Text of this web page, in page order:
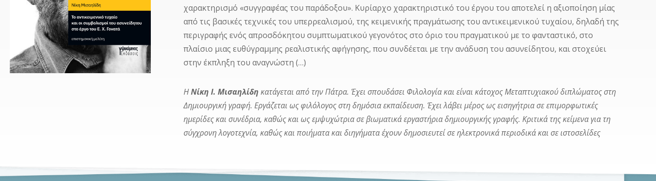
χαρακτηρισμό «συγγραφέας του παράδοξου». Κυρίαρχο χαρακτηριστικό του έργου του αποτελεί η αξιοποίηση μίας
από τις βασικές τεχνικές του υπερρεαλισμού, της κειμενικής πραγμάτωσης του αντικειμενικού τυχαίου, δηλαδή της
περιγραφής ενός απροσδόκητου συμπτωματικού γεγονότος στο όριο του πραγματικού με το φανταστικό, στο
πλαίσιο μιας ευθύγραμμης ρεαλιστικής αφήγησης, που συνδέεται με την ανάδυση του ασυνείδητου, και στοχεύει
στην έκπληξη του αναγνώστη (…)
ΗΝίκη Ι. Μισαηλίδη κατάγεται από την Πάτρα. Έχει σπουδάσει Φιλολογία και είναι κάτοχος Μεταπτυχιακού διπλώματος στη
Δημιουργική γραφή. Εργάζεται ως φιλόλογος στη δημόσια εκπαίδευση. Έχει λάβει μέρος ως εισηγήτρια σε επιμορφωτικές
ημερίδες και συνέδρια, καθώς και ως εμψυχώτρια σε βιωματικά εργαστήρια δημιουργικής γραφής. Κριτικά της κείμενα για τη
σύγχρονη λογοτεχνία, καθώς και ποιήματα και διηγήματα έχουν δημοσιευτεί σε ηλεκτρονικά περιοδικά και σε ιστοσελίδες